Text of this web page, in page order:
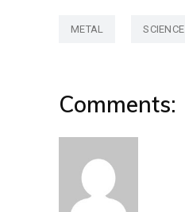
METAL SCIENCE
Comments: